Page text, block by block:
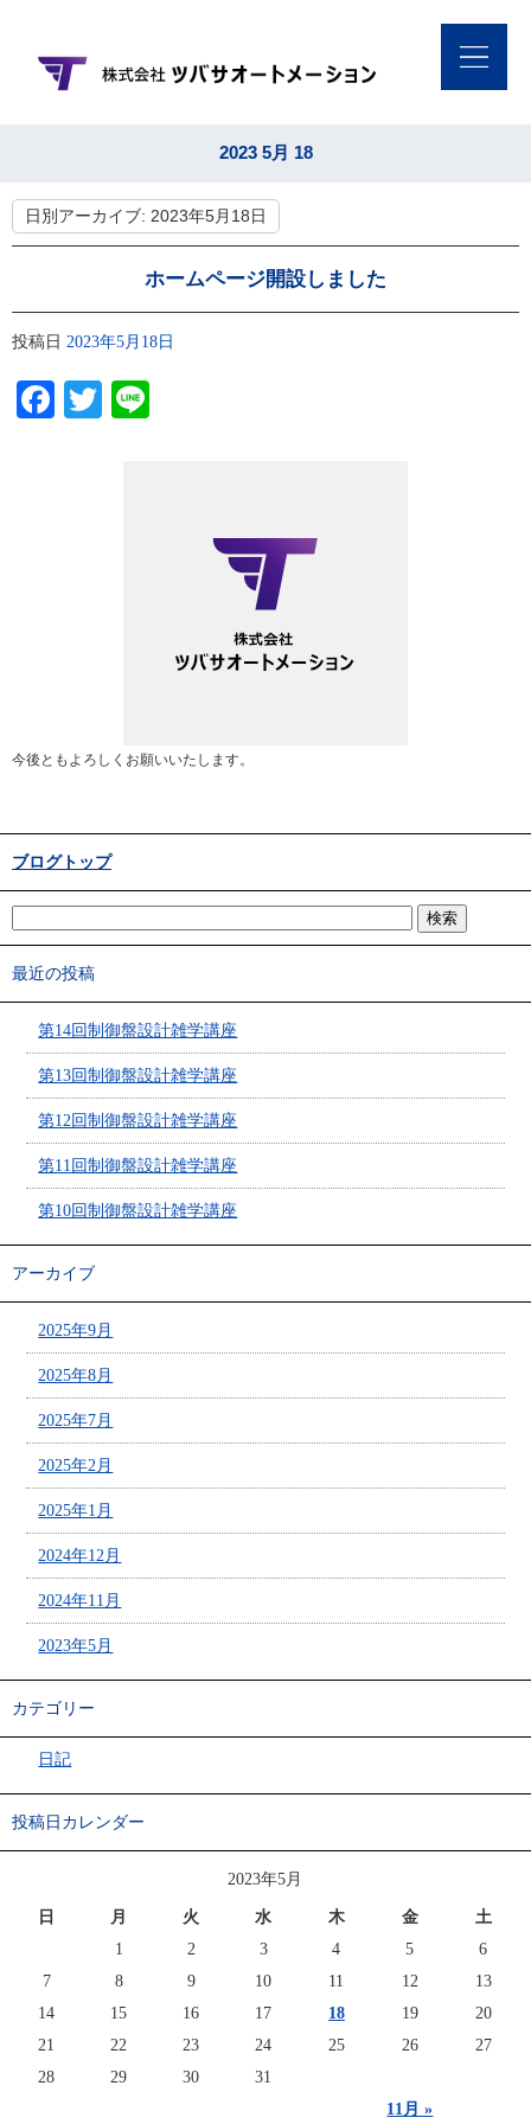
2023 5月 18
日別アーカイブ: 2023年5月18日
ホームページ開設しました
投稿日 2023年5月18日
Facebook
Twitter
今後ともよろしくお願いいたします。
ブログトップ
最近の投稿
第14回制御盤設計雑学講座
第13回制御盤設計雑学講座
第12回制御盤設計雑学講座
第11回制御盤設計雑学講座
第10回制御盤設計雑学講座
アーカイブ
2025年9月
2025年8月
2025年7月
2025年2月
2025年1月
2024年12月
2024年11月
2023年5月
カテゴリー
日記
投稿日カレンダー
2023年5月
日 月 火 水 木 金 土
11月 »
1 2 3 4 5
6
7
8 9 10 11 12
13
14
15 16 17 18 19
20
21
22 23 24 25 26
27
28
29 30 31